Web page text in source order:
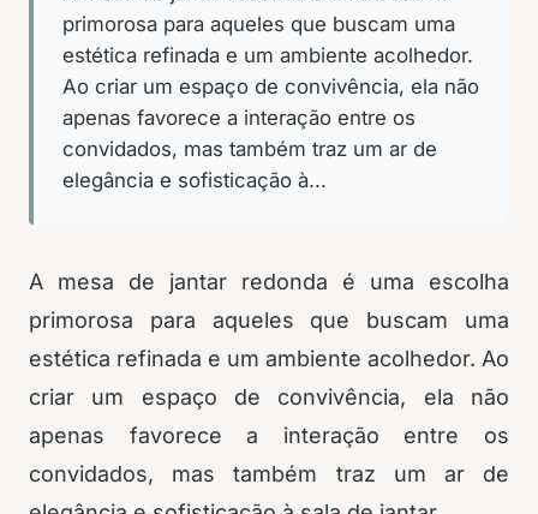
primorosa para aqueles que buscam uma
estética refinada e um ambiente acolhedor.
Ao criar um espaço de convivência, ela não
apenas favorece a interação entre os
convidados, mas também traz um ar de
elegância e sofisticação à...
A mesa de jantar redonda é uma escolha
primorosa para aqueles que buscam uma
estética refinada e um ambiente acolhedor. Ao
criar um espaço de convivência, ela não
apenas favorece a interação entre os
convidados, mas também traz um ar de